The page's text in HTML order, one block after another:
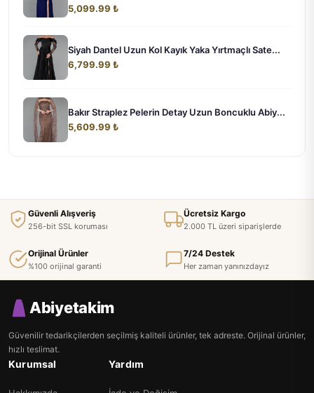
5,099.99 ₺
Siyah Dantel Uzun Kol Kayık Yaka Yırtmaçlı Sate...
6,799.99 ₺
Bakır Straplez Pelerin Detay Uzun Boncuklu Abiy...
5,609.99 ₺
Güvenli Alışveriş
256-bit SSL koruması
Ücretsiz Kargo
2.000 TL üzeri siparişlerde
Orijinal Ürünler
%100 orijinal garanti
7/24 Destek
Her zaman yanınızdayız
Abiyetakim
Güvenilir tedarikçilerden seçilmiş kaliteli ürünler, tek adreste. Orijinal ürünler,
hızlı teslimat.
Kurumsal Yardım